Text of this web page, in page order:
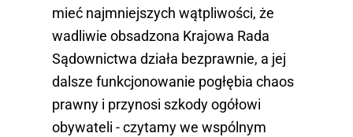
mieć najmniejszych wątpliwości, że
wadliwie obsadzona Krajowa Rada
Sądownictwa działa bezprawnie, a jej
dalsze funkcjonowanie pogłębia chaos
prawny i przynosi szkody ogółowi
obywateli - czytamy we wspólnym